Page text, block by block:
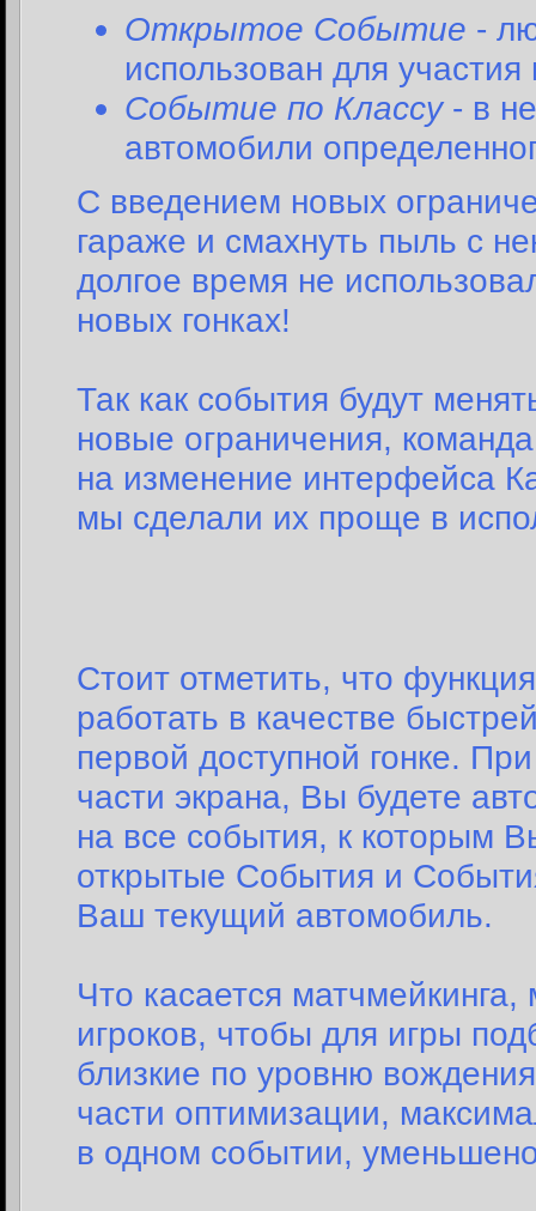
Открытое Событие -
использован для
Событие по Классу- в
автомобили
С введением новых
гараже и смахнуть пыль с
долгое время не
новых гонках!
Так как события будут
новые ограничения,
на изменение интерфейса
мы сделали их проще в
Стоит отметить, что
работать в качестве
первой доступной гонке.
части экрана, Вы будете
на все события, к которым
открытые События и
Ваш текущий автомобиль.
Что касается
игроков, чтобы для игры
близкие по уровню
части оптимизации,
в одном событии,